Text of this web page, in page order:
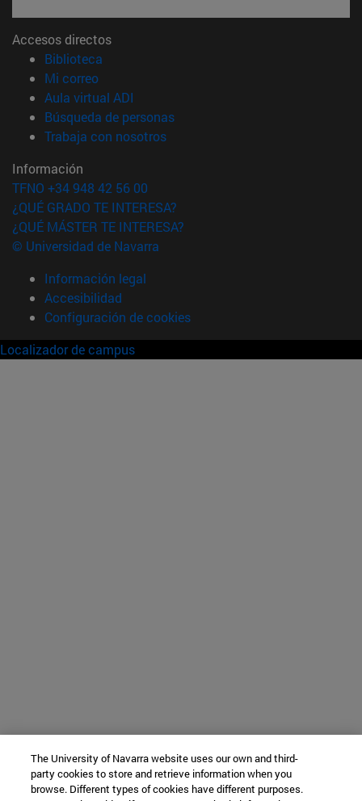
Accesos directos
Biblioteca
Mi correo(abre en nueva ventana)
Aula virtual ADI
Búsqueda de personas(abre en nueva ventana)
Trabaja con nosotros(abre en nueva ventana)
Información
TFNO +34 948 42 56 00
¿QUÉ GRADO TE INTERESA?
¿QUÉ MÁSTER TE INTERESA?
© Universidad de Navarra
Información legal
Accesibilidad
Configuración de cookies
Localizador de campus
The University of Navarra website uses our own and third-
party cookies to store and retrieve information when you
browse. Different types of cookies have different purposes.